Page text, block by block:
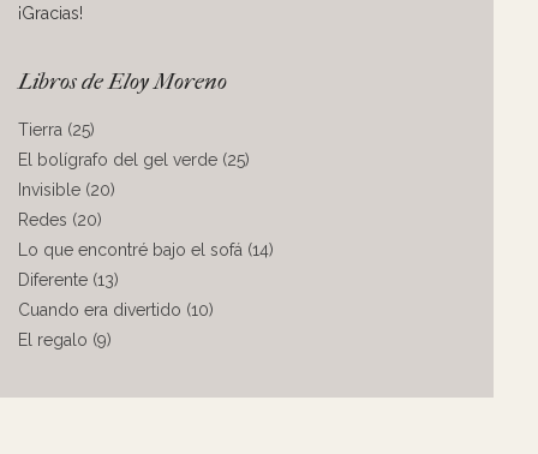
¡Gracias!
Libros de Eloy Moreno
Tierra (25)
El bolígrafo del gel verde (25)
Invisible (20)
Redes (20)
Lo que encontré bajo el sofá (14)
Diferente (13)
Cuando era divertido (10)
El regalo (9)